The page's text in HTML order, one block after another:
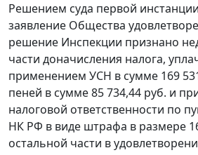
Решением суда первой
заявление Общества
решение Инспекции признано
части доначисления налога,
применением УСН в сумме 169
пеней в сумме 85 734,44 руб. и
налоговой ответственности по
НК РФ в виде штрафа в размере
остальной части в